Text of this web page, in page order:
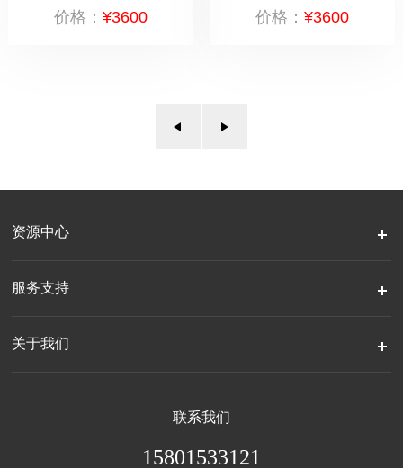
价格：¥3600
价格： ¥3600
资源中心
服务支持
关于我们
联系我们
15801533121